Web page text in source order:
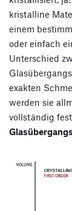
kristalline
einem
oder einfach
Unterschied
exakten
werden sie
vollständig